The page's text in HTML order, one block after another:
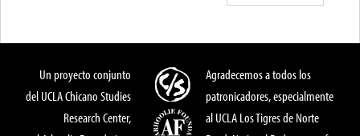
Un proyecto conjunto
del UCLA Chicano Studies
Research Center,
Agradecemos a todos los
patronicadores, especialmente
al UCLA Los Tigres de Norte